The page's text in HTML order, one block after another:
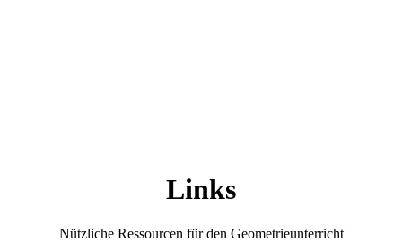
Links
Nützliche Ressourcen für den Geometrieunterricht